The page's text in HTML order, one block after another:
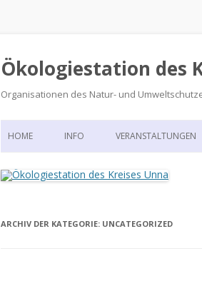
Ökologiestation des
Organisationen des Natur- und
HOME INFO VERANSTALTUNGEN
ARCHIV DER KATEGORIE: UNCATEGORIZED